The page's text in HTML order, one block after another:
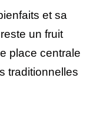
et sa
un fruit
place centrale
traditionnelles